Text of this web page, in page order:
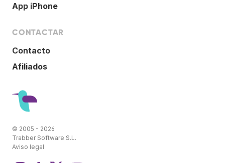
App iPhone
CONTACTAR
Contacto
Afiliados
© 2005 - 2026
Trabber Software S.L.
Aviso legal